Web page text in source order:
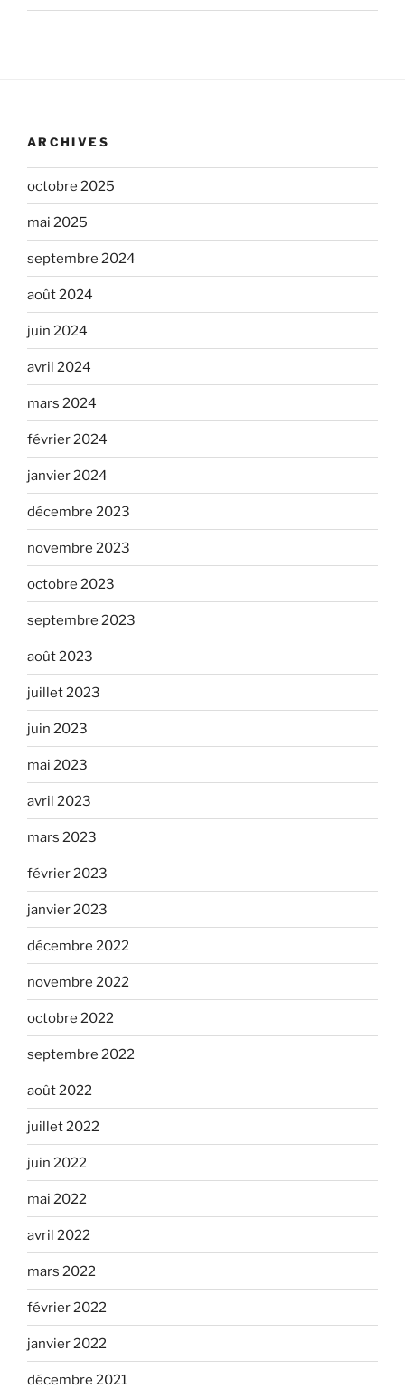
ARCHIVES
octobre 2025
mai 2025
septembre 2024
août 2024
juin 2024
avril 2024
mars 2024
février 2024
janvier 2024
décembre 2023
novembre 2023
octobre 2023
septembre 2023
août 2023
juillet 2023
juin 2023
mai 2023
avril 2023
mars 2023
février 2023
janvier 2023
décembre 2022
novembre 2022
octobre 2022
septembre 2022
août 2022
juillet 2022
juin 2022
mai 2022
avril 2022
mars 2022
février 2022
janvier 2022
décembre 2021